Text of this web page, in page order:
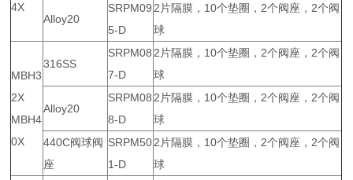
4X
Alloy20
SRPM09
5-D
2片隔膜，10个垫圈，2个阀座，2个阀
球
MBH3
2X
MBH4
0X
316SS
SRPM08
7-D
2片隔膜，10个垫圈，2个阀座，2个阀
球
Alloy20
SRPM08
8-D
2片隔膜，10个垫圈，2个阀座，2个阀
球
440C阀球阀
座
SRPM50
1-D
2片隔膜，10个垫圈，2个阀座，2个阀
球